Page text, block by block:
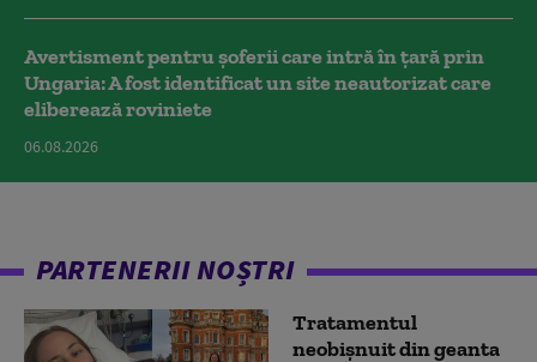
Avertisment pentru șoferii care intră în țară prin
Ungaria: A fost identificat un site neautorizat care
eliberează roviniete
06.08.2026
PARTENERII NOȘTRI
Tratamentul
neobișnuit din geanta